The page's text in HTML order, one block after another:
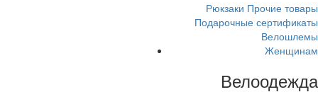
Рюкзаки Прочие товары
Подарочные сертификаты
Велошлемы
Женщинам
Велоодежда